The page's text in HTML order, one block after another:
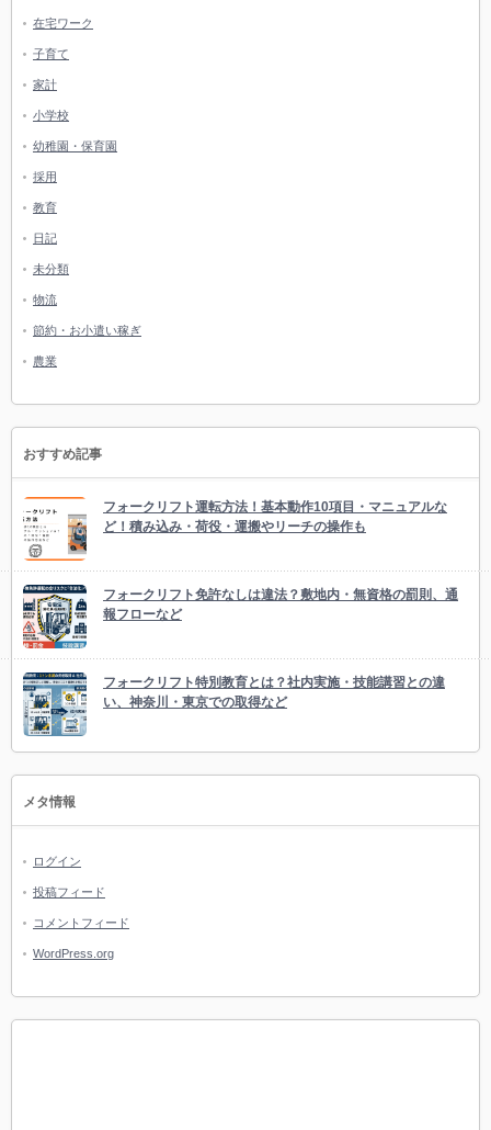
在宅ワーク
子育て
家計
小学校
幼稚園・保育園
採用
教育
日記
未分類
物流
節約・お小遣い稼ぎ
農業
おすすめ記事
フォークリフト運転方法！基本動作10項目・マニュアルな
ど！積み込み・荷役・運搬やリーチの操作も
フォークリフト免許なしは違法？敷地内・無資格の罰則、通
報フローなど
フォークリフト特別教育とは？社内実施・技能講習との違
い、神奈川・東京での取得など
メタ情報
ログイン
投稿フィード
コメントフィード
WordPress.org